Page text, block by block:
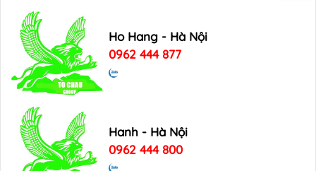
Ho Hang - Hà Nội
0962 444 877
Hanh - Hà Nội
0962 444 800